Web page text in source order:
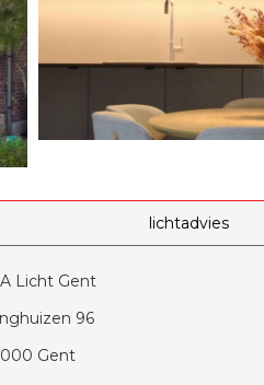
lichtadvies
Licht Gent
96
Gent